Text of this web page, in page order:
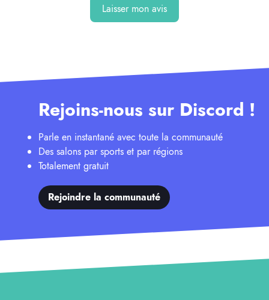
Laisser mon avis
Rejoins-nous sur Discord !
Parle en instantané avec toute la communauté
Des salons par sports et par régions
Totalement gratuit
Rejoindre la communauté